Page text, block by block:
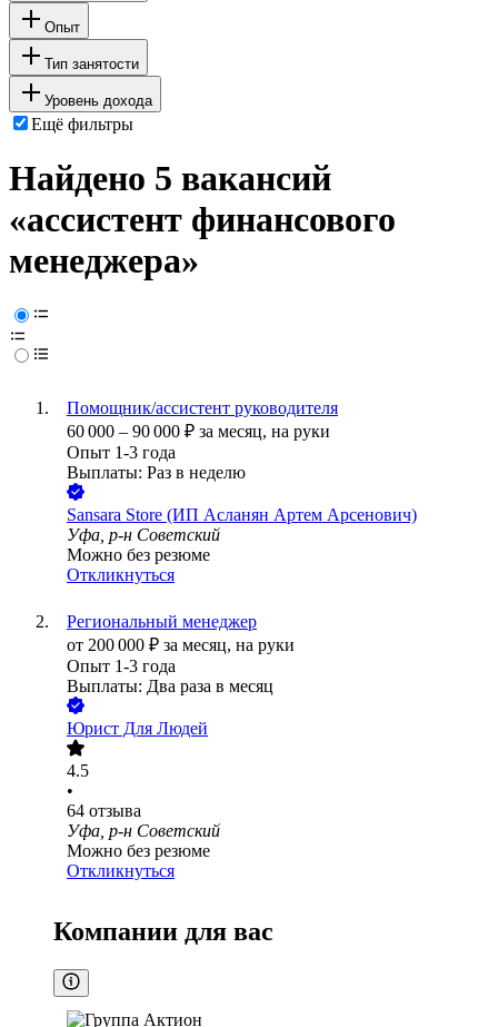
Опыт
Тип занятости
Уровень дохода
Ещё фильтры
Найдено 5 вакансий
«ассистент финансового
менеджера»
Помощник/ассистент руководителя
60 000 – 90 000 ₽ за месяц, на руки
Опыт 1-3 года
Выплаты: Раз в неделю
Sansara Store (ИП Асланян Артем Арсенович)
Уфа, р-н Советский
Можно без резюме
Откликнуться
Региональный менеджер
от 200 000 ₽ за месяц, на руки
Опыт 1-3 года
Выплаты: Два раза в месяц
Юрист Для Людей
4.5
•
64 отзыва
Уфа, р-н Советский
Можно без резюме
Откликнуться
Компании для вас